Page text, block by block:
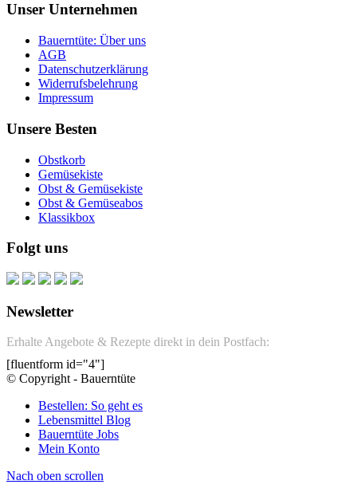
Unser Unternehmen
Bauerntüte: Über uns
AGB
Datenschutzerklärung
Widerrufsbelehrung
Impressum
Unsere Besten
Obstkorb
Gemüsekiste
Obst & Gemüsekiste
Obst & Gemüseabos
Klassikbox
Folgt uns
Newsletter
Erhalte Angebote & Rezepte direkt in dein Postfach:
[fluentform id="4"]
© Copyright - Bauerntüte
Bestellen: So geht es
Lebensmittel Blog
Bauerntüte Jobs
Mein Konto
Nach oben scrollen